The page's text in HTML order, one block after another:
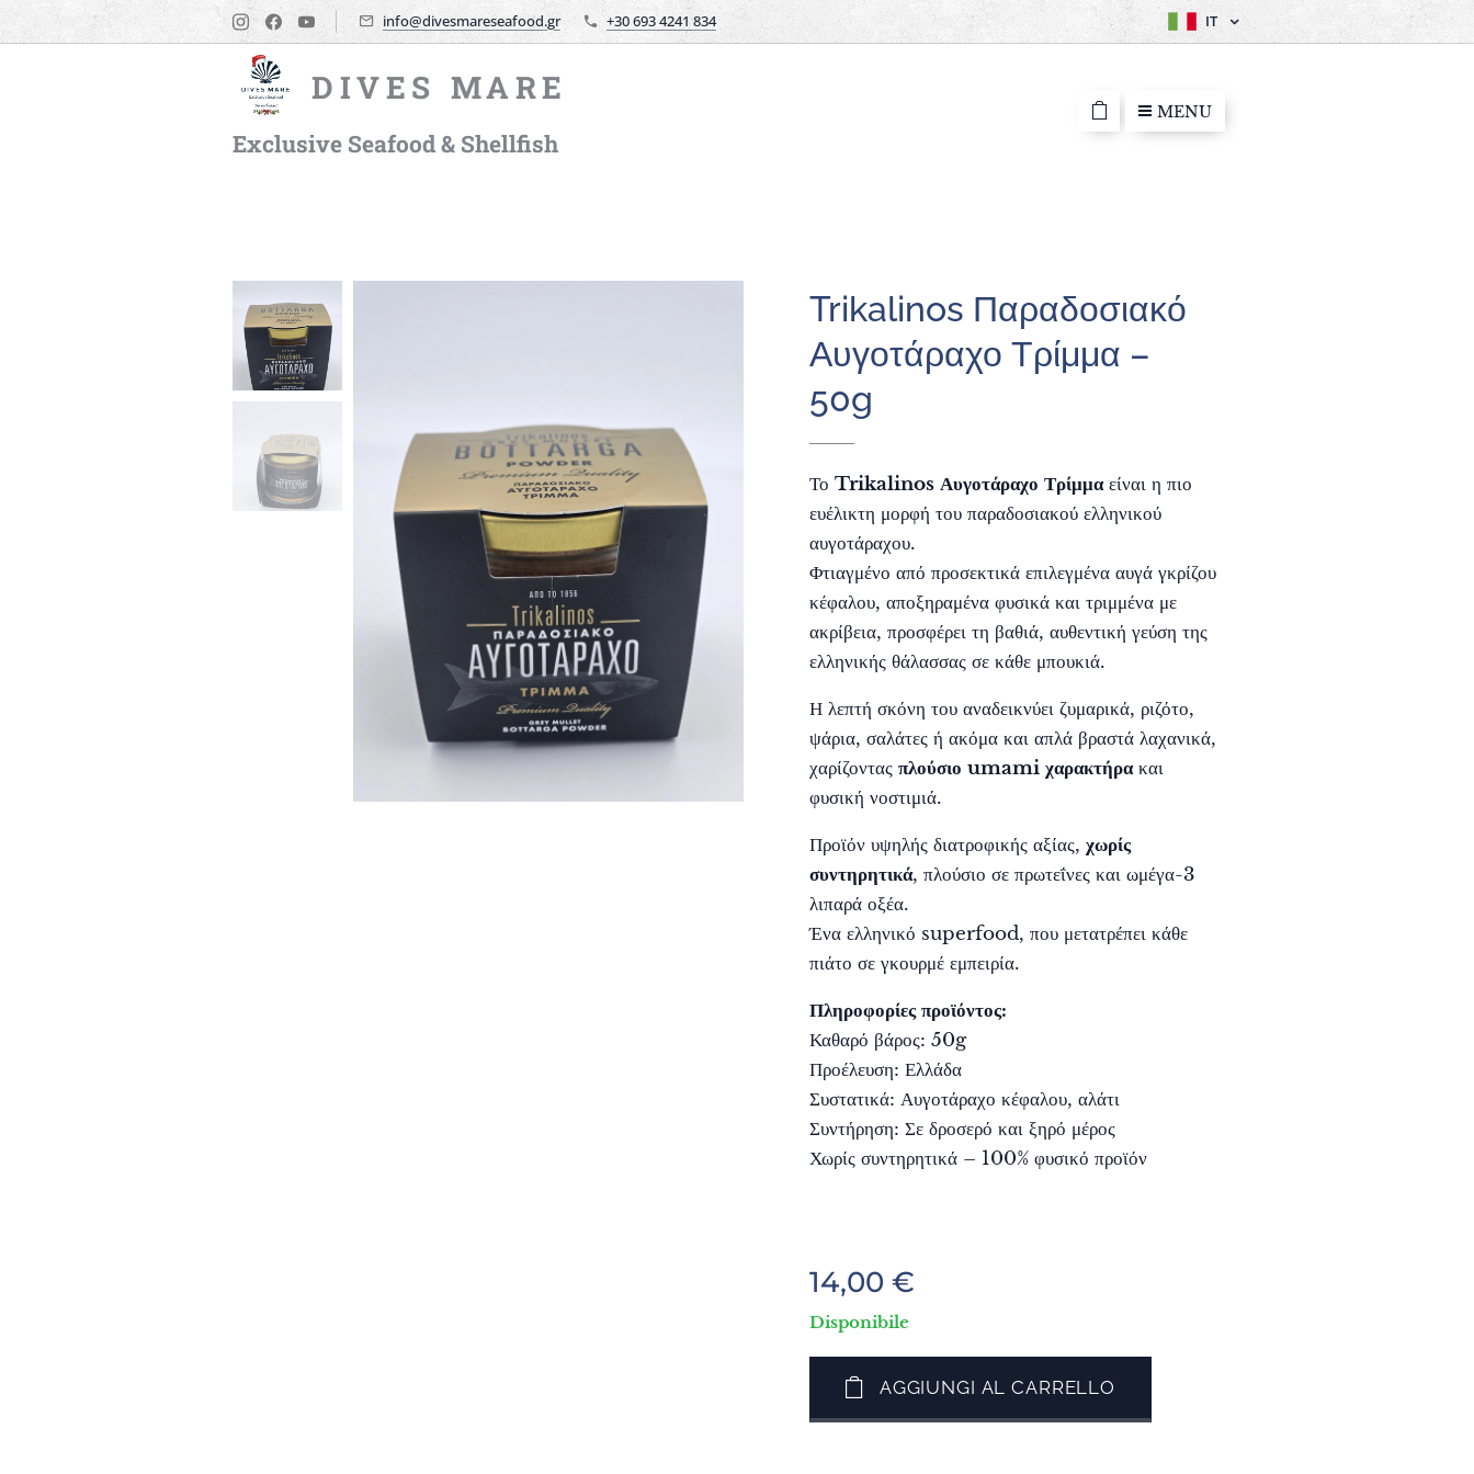
info@divesmareseafood.gr +30 693 4241 834 IT
DIVES MARE
Exclusive Seafood & Shellfish
MENU
Trikalinos Παραδοσιακό
Αυγοτάραχο Τρίμμα –
50g
Το Trikalinos Αυγοτάραχο Τρίμμαείναι η πιο
ευέλικτη μορφή του παραδοσιακού ελληνικού
αυγοτάραχου.
Φτιαγμένο από προσεκτικά επιλεγμένα αυγά γκρίζου
κέφαλου, αποξηραμένα φυσικά και τριμμένα με
ακρίβεια, προσφέρει τη βαθιά, αυθεντική γεύση της
ελληνικής θάλασσας σε κάθε μπουκιά.
Η λεπτή σκόνη του αναδεικνύει ζυμαρικά, ριζότο,
ψάρια, σαλάτες ή ακόμα και απλά βραστά λαχανικά,
χαρίζοντας πλούσιο umami χαρακτήρακαι
φυσική νοστιμιά.
Προϊόν υψηλής διατροφικής αξίας, χωρίς
συντηρητικά, πλούσιο σε πρωτεΐνες και ωμέγα-3
λιπαρά οξέα.
Ένα ελληνικό superfood, που μετατρέπει κάθε
πιάτο σε γκουρμέ εμπειρία.
Πληροφορίες προϊόντος:
Καθαρό βάρος: 50g
Προέλευση: Ελλάδα
Συστατικά: Αυγοτάραχο κέφαλου, αλάτι
Συντήρηση: Σε δροσερό και ξηρό μέρος
Χωρίς συντηρητικά – 100% φυσικό προϊόν
14,00 €
Disponibile
AGGIUNGI AL CARRELLO